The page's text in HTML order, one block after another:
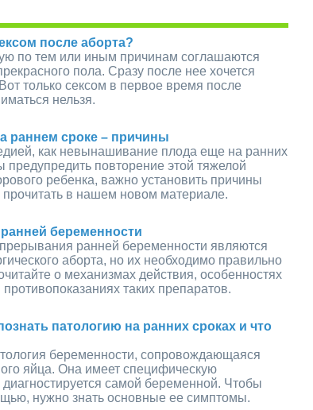
после аборта?
по тем или иным причинам соглашаются
пола. Сразу после нее хочется
только сексом в первое время после
нельзя.
раннем сроке – причины
как невынашивание плода еще на ранних
повторение этой тяжелой
ребенка, важно установить причины
в нашем новом материале.
беременности
ранней беременности являются
аборта, но их необходимо правильно
о механизмах действия, особенностях
таких препаратов.
патологию на ранних сроках и что
беременности, сопровождающаяся
яйца. Она имеет специфическую
диагностируется самой беременной. Чтобы
нужно знать основные ее симптомы.